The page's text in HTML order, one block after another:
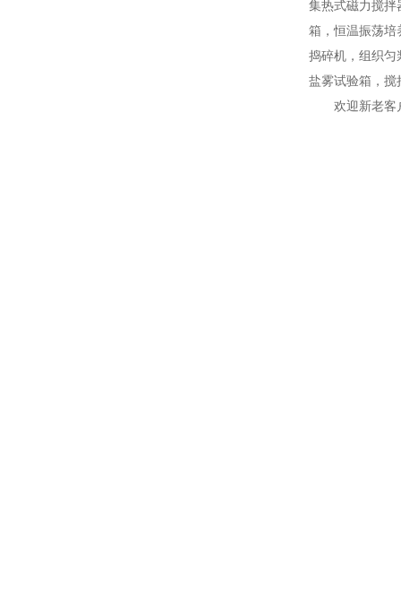
集热式磁力搅拌
箱，恒温振荡培
捣碎机，组织匀
盐雾试验箱，搅
欢迎新老客